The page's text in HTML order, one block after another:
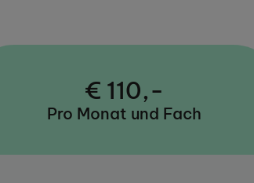
€ 110,-
Pro Monat und Fach